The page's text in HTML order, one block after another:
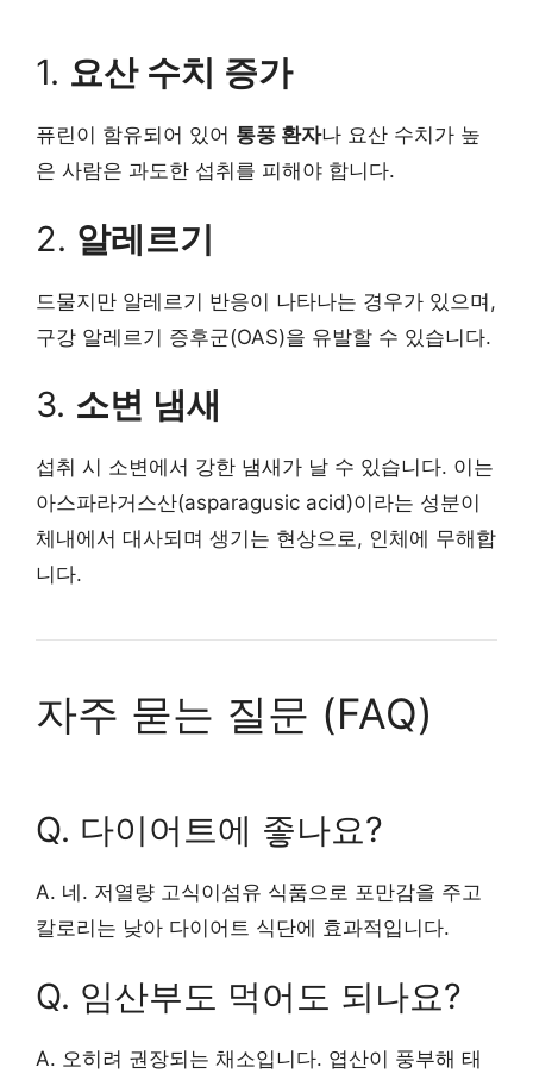
1. 요산 수치 증가
퓨린이 함유되어 있어 통풍 환자나 요산 수치가 높
은 사람은 과도한 섭취를 피해야 합니다.
2. 알레르기
드물지만 알레르기 반응이 나타나는 경우가 있으며,
구강 알레르기 증후군(OAS)을 유발할 수 있습니다.
3. 소변 냄새
섭취 시 소변에서 강한 냄새가 날 수 있습니다. 이는
아스파라거스산(asparagusic acid)이라는 성분이
체내에서 대사되며 생기는 현상으로, 인체에 무해합
니다.
자주 묻는 질문 (FAQ)
Q. 다이어트에 좋나요?
A. 네. 저열량 고식이섬유 식품으로 포만감을 주고
칼로리는 낮아 다이어트 식단에 효과적입니다.
Q. 임산부도 먹어도 되나요?
A. 오히려 권장되는 채소입니다. 엽산이 풍부해 태